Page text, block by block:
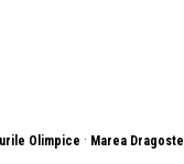
Olimpice · Marea Dragoste